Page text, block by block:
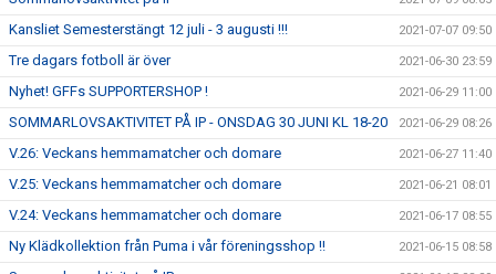
Kansliet Semesterstängt 12 juli - 3 augusti !!! 2021-07-07 09:50
Tre dagars fotboll är över 2021-06-30 23:59
Nyhet! GFFs SUPPORTERSHOP ! 2021-06-29 11:00
SOMMARLOVSAKTIVITET PÅ IP - ONSDAG 30 JUNI KL 18-20 2021-06-29 08:26
V.26: Veckans hemmamatcher och domare 2021-06-27 11:40
V.25: Veckans hemmamatcher och domare 2021-06-21 08:01
V.24: Veckans hemmamatcher och domare 2021-06-17 08:55
Ny Klädkollektion från Puma i vår föreningsshop !! 2021-06-15 08:58